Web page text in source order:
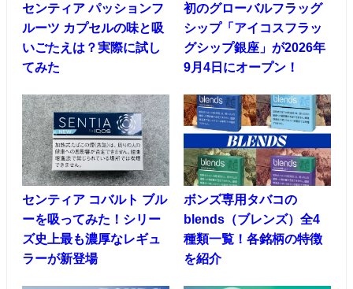
センティア パッションフ
ルーツ カプセルの味と吸
いごたえは？実際に試し
てみた
初のグローバルフラッグ
シップ「アイコスフラッ
グシップ銀座」が2026年
9月4日にオープン！
センティア コバルト ブル
ーを吸ってみた！シリー
ズ史上最も濃厚なレギュ
ラーが新登場
ボンズ専用タバコの
blends（ブレンズ）全4
種類一覧！各銘柄の特徴
を紹介